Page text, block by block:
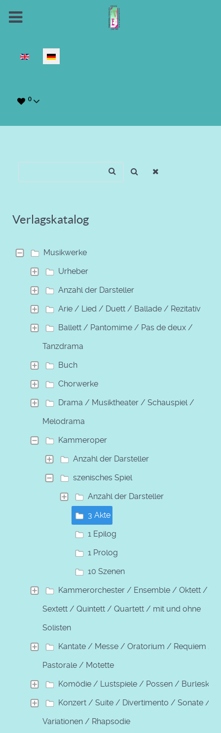
Sprache auswählen
0
Verlagskatalog
Musikwerke
Urheber
Anzahl der Darsteller
Arie / Lied / Duett / Ballade / Rezitativ
Ballett / Pantomime / Pas de deux /
Tanzdrama
Buch
Chorwerke
Drama / Musiktheater / Schauspiel /
Melodrama
Kammeroper
Anzahl der Darsteller
szenisches Spiel
Anzahl der Darsteller
3 Akte
1 Epilog
1 Prolog
10 Szenen
Kammerorchester / Ensemble / Oktett /
Sextett / Quintett / Quartett / mit und ohne
Solisten
Kantate / Messe / Oratorium / Requiem /
Pastorale / Motette
Komödie / Lustspiele / Possen / Burleske
Konzert / Suite / Divertimento / Sonate /
Variationen / Rhapsodie